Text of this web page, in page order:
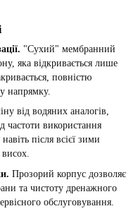
"Сухий" мембранний
яка відкривається лише
повністю
напрямку.
від водяних аналогів,
частоти використання
після всієї зими
Прозорий корпус дозволяє
та чистоту дренажного
обслуговування.